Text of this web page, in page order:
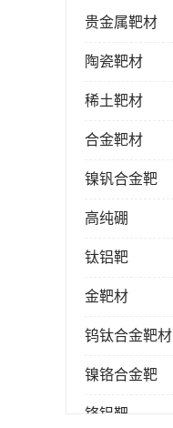
贵金属靶材
陶瓷靶材
稀土靶材
合金靶材
镍钒合金靶
高纯硼
钛铝靶
金靶材
钨钛合金靶材
镍铬合金靶
铬铝靶